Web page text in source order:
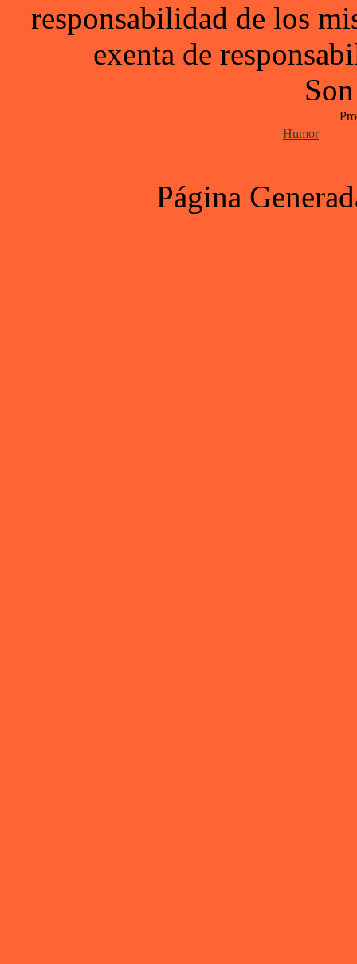
responsabilidad de los
exenta de
Humor
Página